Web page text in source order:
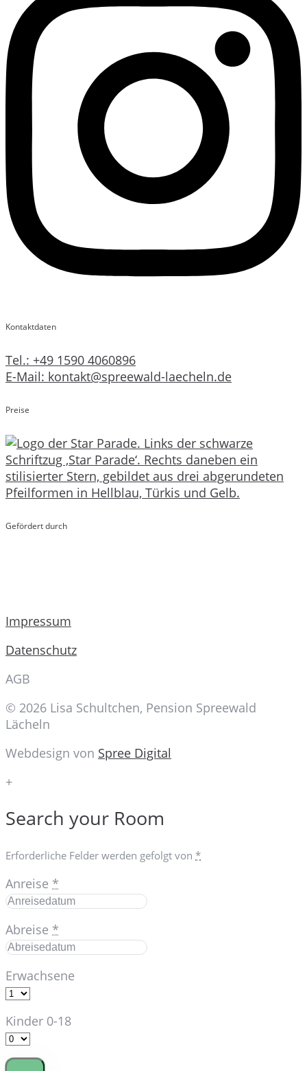
Kontaktdaten
Tel.: +49 1590 4060896
E-Mail: kontakt@spreewald-laecheln.de
Preise
Gefördert durch
Impressum
Datenschutz
AGB
© 2026 Lisa Schultchen, Pension Spreewald
Lächeln
Webdesign von Spree Digital
+
Search your Room
Erforderliche Felder werden gefolgt von *
Anreise *
Abreise *
Erwachsene
Kinder 0-18